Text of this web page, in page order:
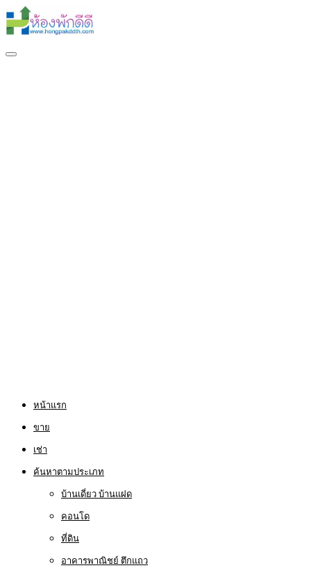
หน้าแรก
ขาย
เช่า
ค้นหาตามประเภท
บ้านเดี่ยว บ้านแฝด
คอนโด
ที่ดิน
อาคารพาณิชย์ ตึกแถว